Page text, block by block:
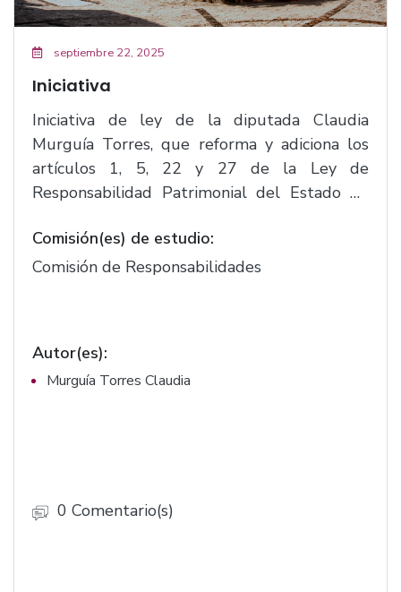
septiembre 22, 2025
Iniciativa
Iniciativa de ley de la diputada Claudia
Murguía Torres, que reforma y adiciona los
artículos 1, 5, 22 y 27 de la Ley de
Responsabilidad Patrimonial del Estado de
Comisión(es) de estudio:
Comisión de Responsabilidades
Autor(es):
Murguía Torres Claudia
0 Comentario(s)